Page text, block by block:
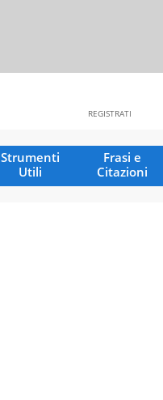
REGISTRATI
Strumenti
Utili
Frasi e
Citazioni